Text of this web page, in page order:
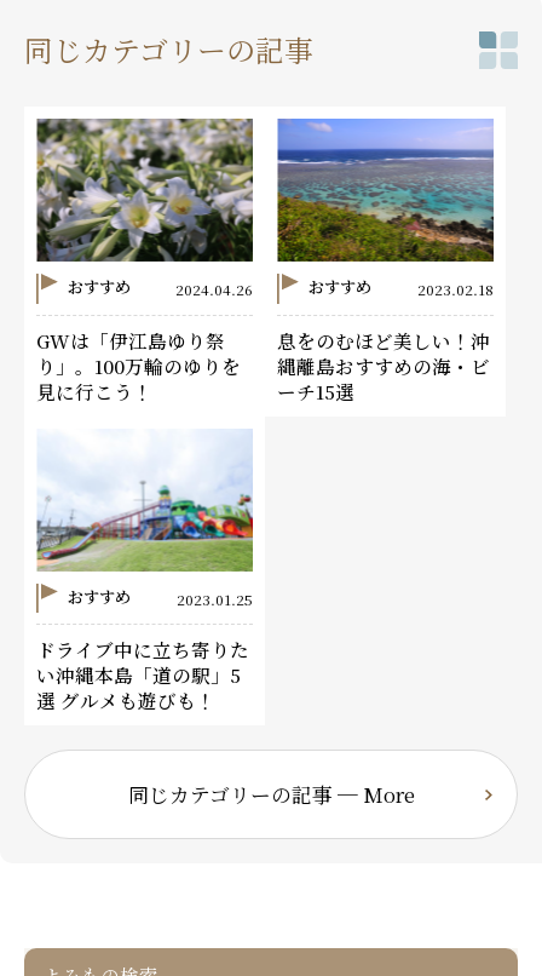
同じカテゴリーの記事
おすすめ 2024.04.26
GWは「伊江島ゆり祭
り」。100万輪のゆりを
見に行こう！
おすすめ 2023.02.18
息をのむほど美しい！沖
縄離島おすすめの海・ビ
ーチ15選
おすすめ 2023.01.25
ドライブ中に立ち寄りた
い沖縄本島「道の駅」5
選 グルメも遊びも！
同じカテゴリーの記事 ─ More